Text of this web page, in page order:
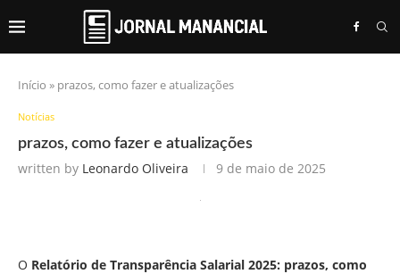
Início » prazos, como fazer e atualizações
Notícias
prazos, como fazer e atualizações
written by Leonardo Oliveira 9 de maio de 2025
O Relatório de Transparência Salarial 2025: prazos, como